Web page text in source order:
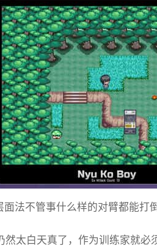
法不管事什么样的对臂都能打
然太白天真了，作为训练家就